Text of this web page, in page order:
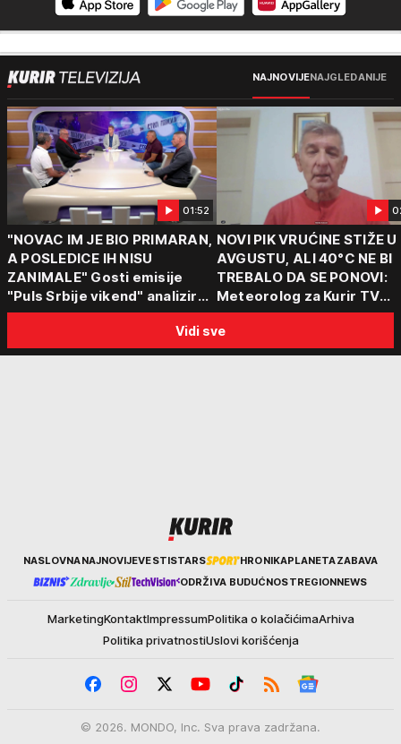
NAJNOVIJENAJGLEDANIJE
01:52
"NOVAC IM JE BIO PRIMARAN,
A POSLEDICE IH NISU
ZANIMALE" Gosti emisije
"Puls Srbije vikend" analizirali
slučajeve koji su potresli
Srbiju: Zločin se ne isplati
NOVI PIK VRUĆINE STIŽE U
AVGUSTU, ALI 40°C NE BI
TREBALO DA SE PONOVI:
Meteorolog za Kurir TV
objasnio šta nas čeka:
za ozbiljne padavine su
Vidi sve
KurirNASLOVNANAJNOVIJEVESTISTARS HRONIKAPLANETAZABAVA
ODRŽIVA BUDUĆNOSTREGIONNEWS
MarketingKontaktImpressumPolitika o kolačićimaArhiva
Politika privatnostiUslovi korišćenja
© 2026. MONDO, Inc. Sva prava zadržana.